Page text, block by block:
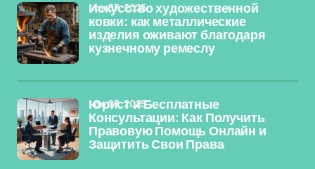
Искусство художественной
ковки: как металлические
изделия оживают благодаря
кузнечному ремеслу
ноя 07, 2025
Юрист и Бесплатные
Консультации: Как Получить
Правовую Помощь Онлайн и
Защитить Свои Права
ноя 07, 2025